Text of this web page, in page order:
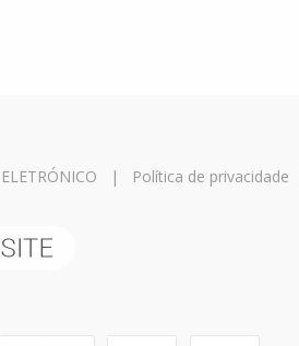
| Política de privacidade